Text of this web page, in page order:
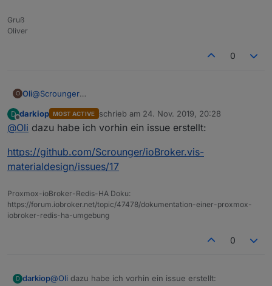
Gruß
Oliver
0
O Oli@Scrounger
getroffen wurde, wie in meinen Bild, die 2 Minuten.
D
Offline
darkiop MOST ACTIVE schrieb am 24. Nov. 2019, 20:28
zuletzt editiert von
@Oli dazu habe ich vorhin ein issue erstellt:
https://github.com/Scrounger/ioBroker.vis-
materialdesign/issues/17
Proxmox-ioBroker-Redis-HA Doku:
https://forum.iobroker.net/topic/47478/dokumentation-einer-proxmox-
iobroker-redis-ha-umgebung
0
D darkiop@Oli dazu habe ich vorhin ein issue erstellt: